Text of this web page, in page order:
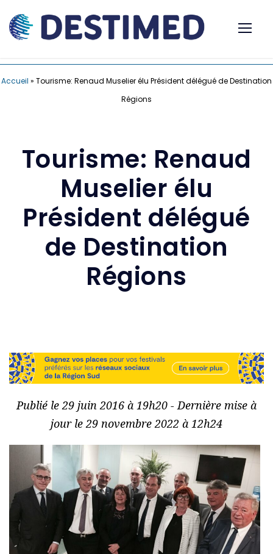
Accueil » Tourisme: Renaud Muselier élu Président délégué de Destination
Régions
Tourisme: Renaud
Muselier élu
Président délégué
de Destination
Régions
Publié le 29 juin 2016 à 19h20 - Dernière mise à
jour le 29 novembre 2022 à 12h24